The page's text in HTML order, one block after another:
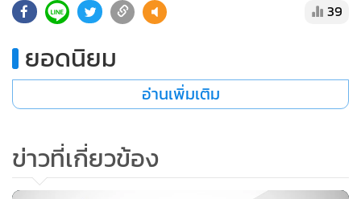
39
ยอดนิยม
อ่านเพิ่มเติม
ข่าวที่เกี่ยวข้อง